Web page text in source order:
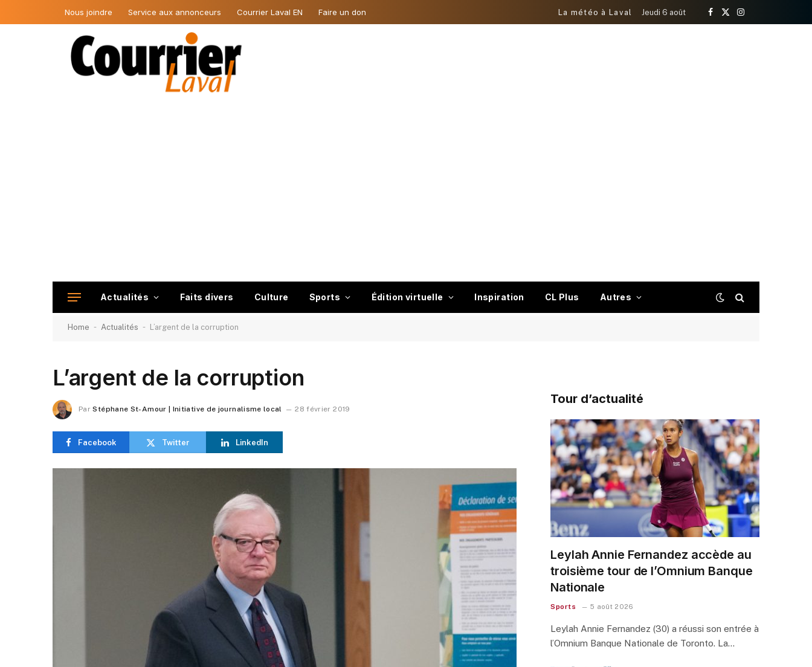
Nous joindre Service aux annonceurs Courrier Laval EN Faire un don La météo à Laval Jeudi 6 août
Facebook
X
Instagram
Actualités Faits divers Culture Sports Édition virtuelle Inspiration CL Plus Autres
Home - Actualités - L’argent de la corruption
L’argent de la corruption
Par Stéphane St-Amour | Initiative de journalisme local 28 février 2019
Facebook Twitter LinkedIn
Tour d’actualité
Leylah Annie Fernandez accède au
troisième tour de l’Omnium Banque
Nationale
Sports 5 août 2026
Leylah Annie Fernandez (30) a réussi son entrée à
l’Omnium Banque Nationale de Toronto. La…